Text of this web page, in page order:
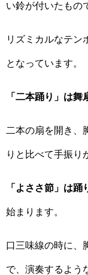
い鈴が付いたもの
リズミカルなテン
となっています。
「二本踊り」は舞
二本の扇を開き、
りと比べて手振り
「よささ節」は
始まります。
口三味線の時に、
で、演奏するよう